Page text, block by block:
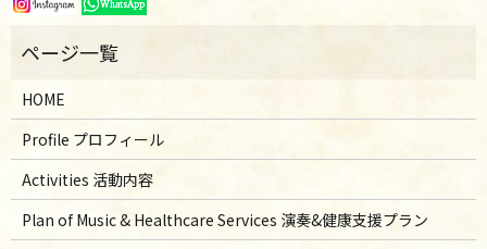
HOME
Profile プロフィール
Activities 活動内容
Plan of Music & Healthcare Services 演奏&健康支援プラン